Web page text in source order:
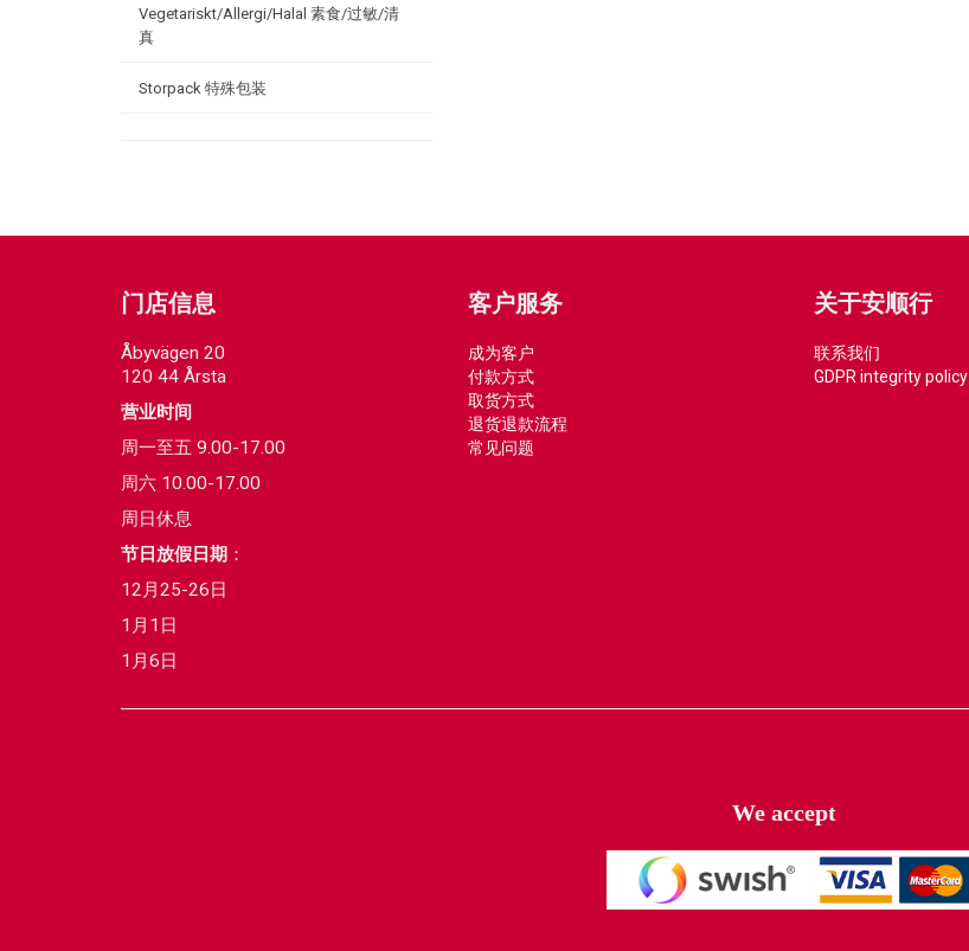
Vegetariskt/Allergi/Halal 素食/过敏/清
真
Storpack 特殊包装
门店信息
Åbyvägen 20
120 44 Årsta
营业时间
周一至五 9.00-17.00
周六 10.00-17.00
周日休息
节日放假日期 ：
12月25-26日
1月1日
1月6日
客户服务
成为客户
付款方式
取货方式
退货退款流程
常见问题
关于安顺行
联系我们
GDPR integrity policy
We accept